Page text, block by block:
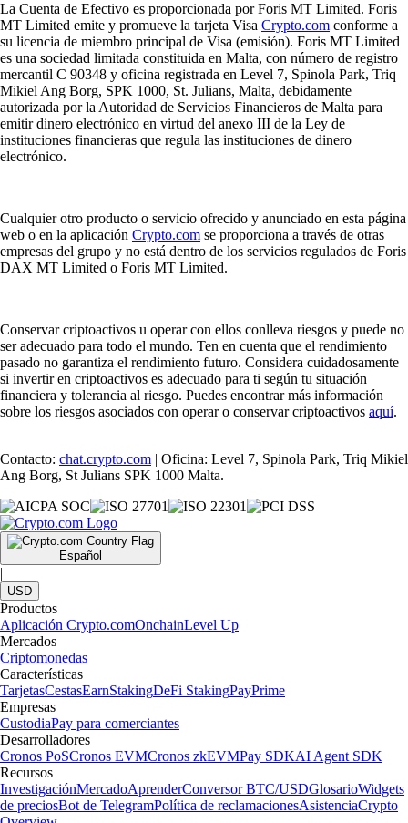
La Cuenta de Efectivo es proporcionada por Foris MT Limited. Foris
MT Limited emite y promueve la tarjeta Visa Crypto.com conforme a
su licencia de miembro principal de Visa (emisión). Foris MT Limited
es una sociedad limitada constituida en Malta, con número de registro
mercantil C 90348 y oficina registrada en Level 7, Spinola Park, Triq
Mikiel Ang Borg, SPK 1000, St. Julians, Malta, debidamente
autorizada por la Autoridad de Servicios Financieros de Malta para
emitir dinero electrónico en virtud del anexo III de la Ley de
instituciones financieras que regula las instituciones de dinero
electrónico.
Cualquier otro producto o servicio ofrecido y anunciado en esta página
web o en la aplicación Crypto.com se proporciona a través de otras
empresas del grupo y no está dentro de los servicios regulados de Foris
DAX MT Limited o Foris MT Limited.
Conservar criptoactivos u operar con ellos conlleva riesgos y puede no
ser adecuado para todo el mundo. Ten en cuenta que el rendimiento
pasado no garantiza el rendimiento futuro. Considera cuidadosamente
si invertir en criptoactivos es adecuado para ti según tu situación
financiera y tolerancia al riesgo. Puedes encontrar más información
sobre los riesgos asociados con operar o conservar criptoactivos aquí.
Contacto: chat.crypto.com | Oficina: Level 7, Spinola Park, Triq Mikiel
Ang Borg, St Julians SPK 1000 Malta.
Español
|
USD
Productos
Aplicación Crypto.comOnchainLevel Up
Mercados
Criptomonedas
Características
TarjetasCestasEarnStakingDeFi StakingPayPrime
Empresas
CustodiaPay para comerciantes
Desarrolladores
Cronos PoSCronos EVMCronos zkEVMPay SDKAI Agent SDK
Recursos
InvestigaciónMercadoAprenderConversor BTC/USDGlosarioWidgets
de preciosBot de TelegramPolítica de reclamacionesAsistenciaCrypto